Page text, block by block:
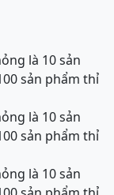
là 10 sản
sản phẩm thỉ
là 10 sản
sản phẩm thỉ
là 10 sản